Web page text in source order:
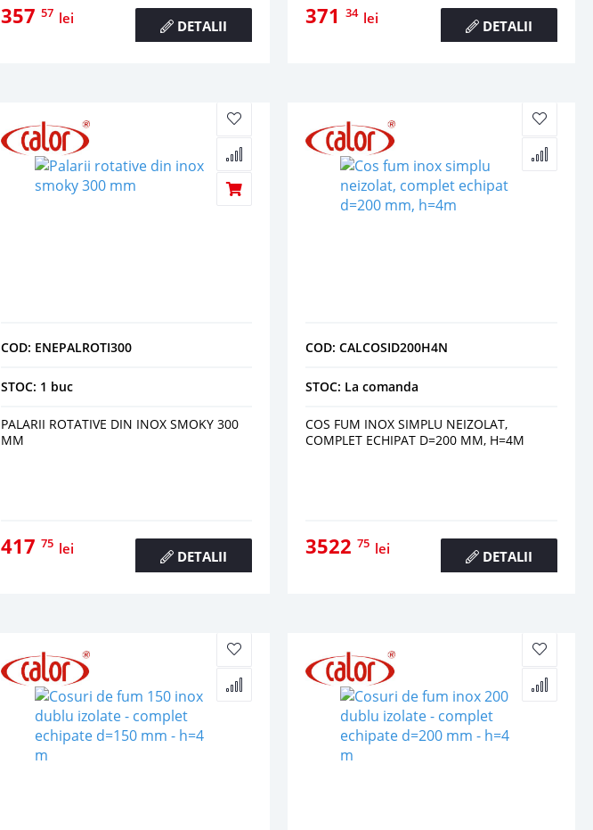
357 57 lei DETALII 37134 lei DETALII
COD: ENEPALROTI300
STOC: 1 buc
PALARII ROTATIVE DIN INOX SMOKY 300
MM
417 75 lei DETALII
COD: CALCOSID200H4N
STOC: La comanda
COS FUM INOX SIMPLU NEIZOLAT,
COMPLET ECHIPAT D=200 MM, H=4M
352275 lei DETALII